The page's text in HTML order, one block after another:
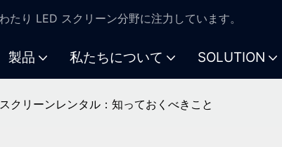
たり LED スクリーン分野に注力しています。
製品 私たちについて SOLUTION
クリーンレンタル：知っておくべきこと